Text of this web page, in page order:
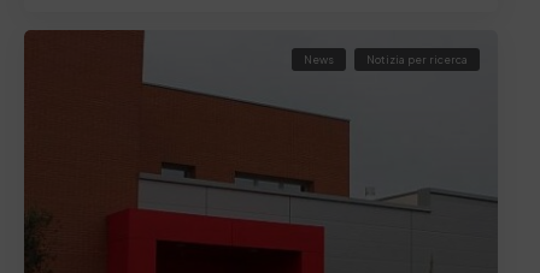
News Notizia per ricerca